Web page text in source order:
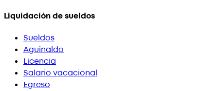
Liquidación de sueldos
Sueldos
Aguinaldo
Licencia
Salario vacacional
Egreso